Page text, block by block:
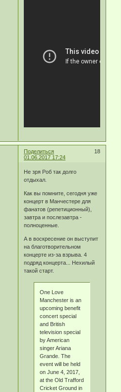
Поделиться
18
01.06.2017 17:24
Не зря Роб так долго
отдыхал.
Как вы помните, сегодня уже
концерт в Манчестере для
фанатов (репетиционный),
завтра и послезавтра -
полноценные.
А в воскресение он выступит
на благотворительном
концерте из-за взрыва. 4
подряд концерта... Нехилый
такой старт.
One Love
Manchester is an
upcoming benefit
concert special
and British
television special
by American
singer Ariana
Grande. The
event will be held
on June 4, 2017,
at the Old Trafford
Cricket Ground in